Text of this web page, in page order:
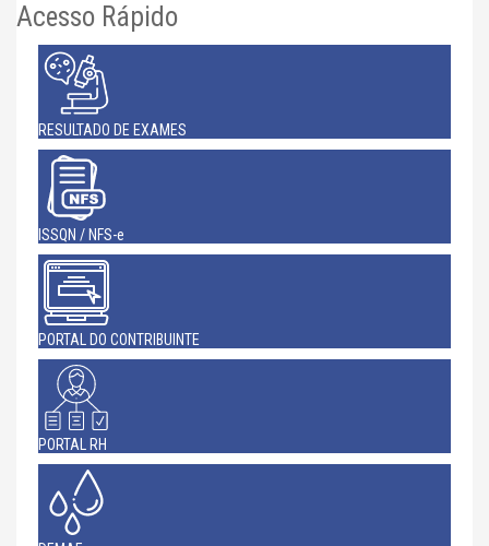
Acesso Rápido
RESULTADO DE EXAMES
ISSQN / NFS-e
PORTAL DO CONTRIBUINTE
PORTAL RH